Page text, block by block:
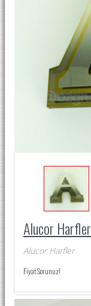
Alucor Harfler
Alucor Harfler
Fiyat Sorunuz!